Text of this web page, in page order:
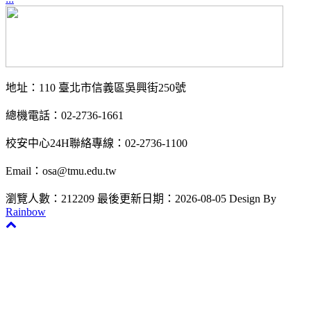
地址：110 臺北市信義區吳興街250號
總機電話：02-2736-1661
校安中心24H聯絡專線：02-2736-1100
Email：osa@tmu.edu.tw
瀏覽人數：212209 最後更新日期：2026-08-05 Design By
Rainbow